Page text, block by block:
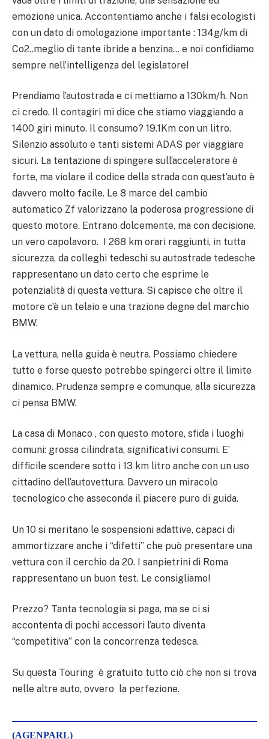
emozione unica. Accontentiamo anche i falsi ecologisti
con un dato di omologazione importante : 134g/km di
Co2..meglio di tante ibride a benzina… e noi confidiamo
sempre nell’intelligenza del legislatore!
Prendiamo l’autostrada e ci mettiamo a 130km/h. Non
ci credo. Il contagiri mi dice che stiamo viaggiando a
1400 giri minuto. Il consumo? 19.1Km con un litro.
Silenzio assoluto e tanti sistemi ADAS per viaggiare
sicuri. La tentazione di spingere sull’acceleratore è
forte, ma violare il codice della strada con quest’auto è
davvero molto facile. Le 8 marce del cambio
automatico Zf valorizzano la poderosa progressione di
questo motore. Entrano dolcemente, ma con decisione,
un vero capolavoro. I 268 km orari raggiunti, in tutta
sicurezza, da colleghi tedeschi su autostrade tedesche
rappresentano un dato certo che esprime le
potenzialità di questa vettura. Si capisce che oltre il
motore c’è un telaio e una trazione degne del marchio
BMW.
La vettura, nella guida è neutra. Possiamo chiedere
tutto e forse questo potrebbe spingerci oltre il limite
dinamico. Prudenza sempre e comunque, alla sicurezza
ci pensa BMW.
La casa di Monaco , con questo motore, sfida i luoghi
comuni: grossa cilindrata, significativi consumi. E’
difficile scendere sotto i 13 km litro anche con un uso
cittadino dell’autovettura. Davvero un miracolo
tecnologico che asseconda il piacere puro di guida.
Un 10 si meritano le sospensioni adattive, capaci di
ammortizzare anche i “difetti” che può presentare una
vettura con il cerchio da 20. I sanpietrini di Roma
rappresentano un buon test. Le consigliamo!
Prezzo? Tanta tecnologia si paga, ma se ci si
accontenta di pochi accessori l’auto diventa
“competitiva” con la concorrenza tedesca.
Su questa Touring è gratuito tutto ciò che non si trova
nelle altre auto, ovvero la perfezione.
(AGENPARL)